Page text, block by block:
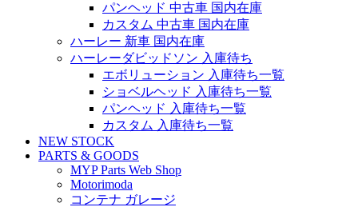
パンヘッド 中古車 国内在庫
カスタム 中古車 国内在庫
ハーレー 新車 国内在庫
ハーレーダビッドソン 入庫待ち
エボリューション 入庫待ち一覧
ショベルヘッド 入庫待ち一覧
パンヘッド 入庫待ち一覧
カスタム 入庫待ち一覧
NEW STOCK
PARTS & GOODS
MYP Parts Web Shop
Motorimoda
コンテナ ガレージ